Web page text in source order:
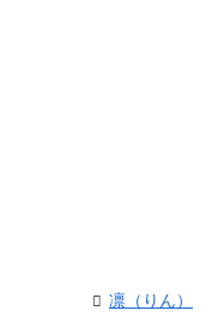
凛（りん）